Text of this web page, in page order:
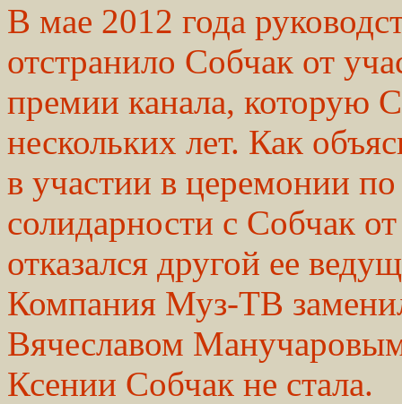
В мае 2012 года
отстранило Собчак от
премии канала, которую
нескольких лет. Как
в участии в церемонии
солидарности с Собчак
отказался другой ее
Компания Муз-ТВ
Вячеславом
Ксении Собчак не стала.